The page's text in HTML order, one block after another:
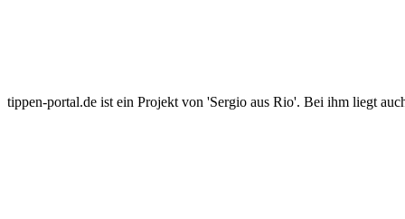
tippen-portal.de ist ein Projekt von 'Sergio aus Rio'. Bei ihm liegt